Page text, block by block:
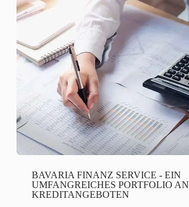
BAVARIA FINANZ SERVICE - EIN
UMFANGREICHES PORTFOLIO AN
KREDITANGEBOTEN